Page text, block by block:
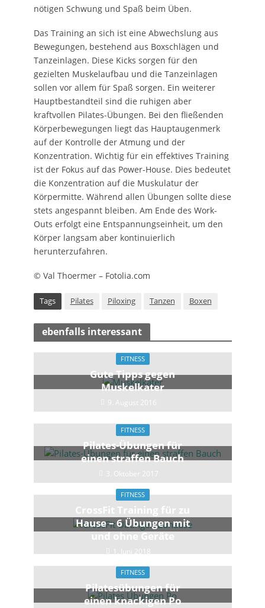
nötigen Schwung und Spaß beim Üben.
Das Training an sich ist eine Abwechslung aus
Bewegungen, bestehend aus Boxschlägen und
Tanzeinlagen. Diese Kicks sorgen für den
gezielten Muskelaufbau und die Tanzeinlagen
sollen vor allem für Spaß sorgen. Ein weiterer
Hauptbestandteil sind die ruhigen aber
kraftvollen Pilates-Übungen. Bei den fließenden
Körperbewegungen liegt das Hauptaugenmerk
auf der Kontrolle der Atmung und der
Konzentration. Wichtig für ein effektives Training
ist der Fokus auf das Power-House. Dies bedeutet
die Konzentration auf die Muskulatur der
Körpermitte. Während allen Übungen sollte diese
stets angespannt bleiben. Am Ende des Work-
Outs erfolgt eine Entspannungseinheit, um den
Körper langsam aber kontinuierlich
herunterzufahren.
© Val Thoermer – Fotolia.com
Tags Pilates Piloxing Tanzen Boxen
ebenfalls interessant
FITNESS
Gute Tipps gegen
Muskelkater
9. August 2016
FITNESS
Pilates-Übungen für
einen straffen Bauch
3. Oktober 2017
FITNESS
CrossFit Training für zu
Hause – 6 Übungen mit
und ohne Geräte
1. Juni 2018
FITNESS
Pilatesübungen für
einen knackigen Po